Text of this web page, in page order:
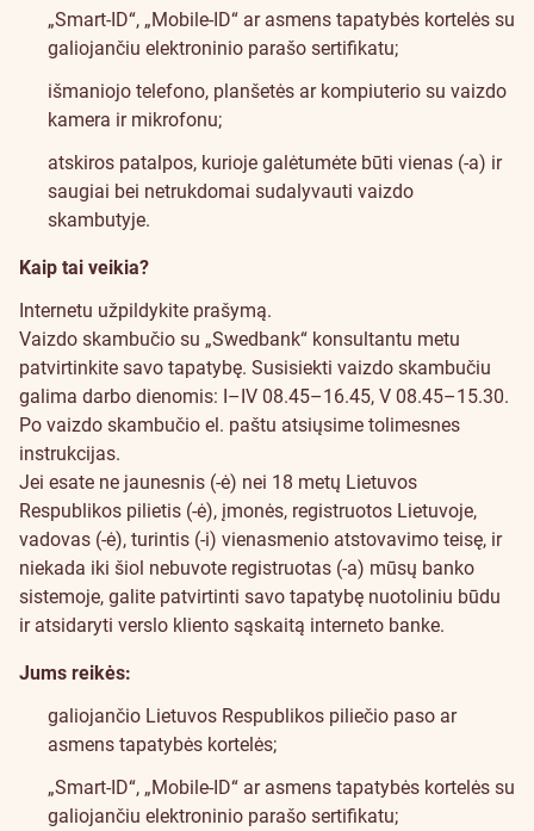
„Smart-ID“, „Mobile-ID“ ar asmens tapatybės kortelės su
galiojančiu elektroninio parašo sertifikatu;
išmaniojo telefono, planšetės ar kompiuterio su vaizdo
kamera ir mikrofonu;
atskiros patalpos, kurioje galėtumėte būti vienas (-a) ir
saugiai bei netrukdomai sudalyvauti vaizdo
skambutyje.
Kaip tai veikia?
Internetu užpildykite prašymą.
Vaizdo skambučio su „Swedbank“ konsultantu metu
patvirtinkite savo tapatybę. Susisiekti vaizdo skambučiu
galima darbo dienomis: I–IV 08.45–16.45, V 08.45–15.30.
Po vaizdo skambučio el. paštu atsiųsime tolimesnes
instrukcijas.
Jei esate ne jaunesnis (-ė) nei 18 metų Lietuvos
Respublikos pilietis (-ė), įmonės, registruotos Lietuvoje,
vadovas (-ė), turintis (-i) vienasmenio atstovavimo teisę, ir
niekada iki šiol nebuvote registruotas (-a) mūsų banko
sistemoje, galite patvirtinti savo tapatybę nuotoliniu būdu
ir atsidaryti verslo kliento sąskaitą interneto banke.
Jums reikės:
galiojančio Lietuvos Respublikos piliečio paso ar
asmens tapatybės kortelės;
„Smart-ID“, „Mobile-ID“ ar asmens tapatybės kortelės su
galiojančiu elektroninio parašo sertifikatu;